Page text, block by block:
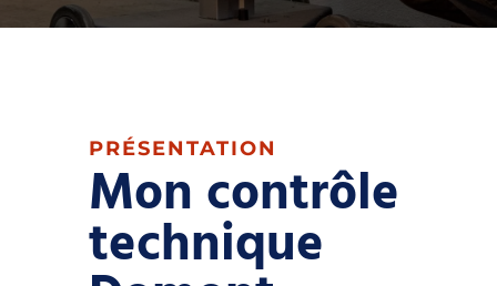
PRÉSENTATION
Mon contrôle
technique